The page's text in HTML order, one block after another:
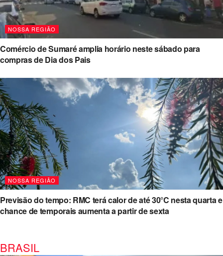
NOSSA REGIÃO
Comércio de Sumaré amplia horário neste sábado para
compras de Dia dos Pais
NOSSA REGIÃO
Previsão do tempo: RMC terá calor de até 30°C nesta quarta e
chance de temporais aumenta a partir de sexta
BRASIL